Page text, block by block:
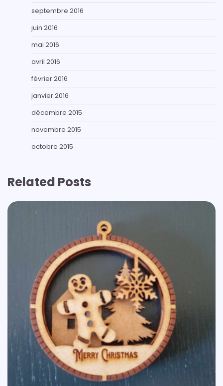
septembre 2016
juin 2016
mai 2016
avril 2016
février 2016
janvier 2016
décembre 2015
novembre 2015
octobre 2015
Related Posts